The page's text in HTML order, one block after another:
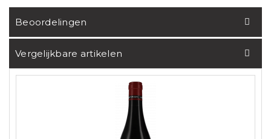
Beoordelingen
Vergelijkbare artikelen